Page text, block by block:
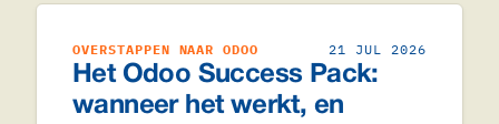
OVERSTAPPEN NAAR ODOO 21 JUL 2026
Het Odoo Success Pack:
wanneer het werkt, en